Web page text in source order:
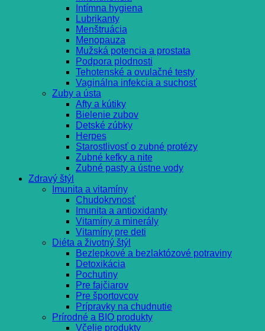
Intímna hygiena
Lubrikanty
Menštruácia
Menopauza
Mužská potencia a prostata
Podpora plodnosti
Tehotenské a ovulačné testy
Vaginálna infekcia a suchosť
Zuby a ústa
Afty a kútiky
Bielenie zubov
Detské zúbky
Herpes
Starostlivosť o zubné protézy
Zubné kefky a nite
Zubné pasty a ústne vody
Zdravý štýl
Imunita a vitamíny
Chudokrvnosť
Imunita a antioxidanty
Vitamíny a minerály
Vitamíny pre deti
Diéta a životný štýl
Bezlepkové a bezlaktózové potraviny
Detoxikácia
Pochutiny
Pre fajčiarov
Pre športovcov
Prípravky na chudnutie
Prírodné a BIO produkty
Včelie produkty